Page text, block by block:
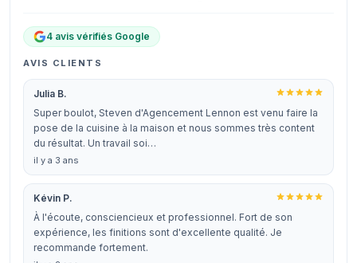
4 avis vérifiés Google
AVIS CLIENTS
Julia B.
Super boulot, Steven d'Agencement Lennon est venu faire la
pose de la cuisine à la maison et nous sommes très content
du résultat. Un travail soi…
il y a 3 ans
Kévin P.
À l'écoute, consciencieux et professionnel. Fort de son
expérience, les finitions sont d'excellente qualité. Je
recommande fortement.